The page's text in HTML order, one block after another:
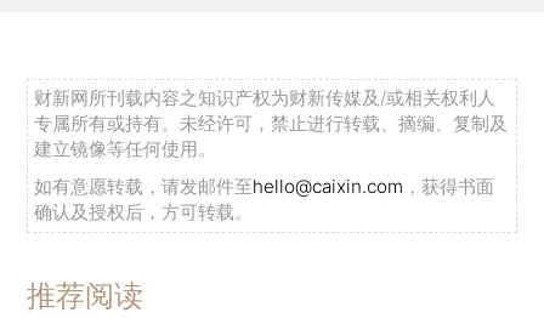
财新网所刊载内容之知识产权为财新传媒及/或相关权利人
专属所有或持有。未经许可，禁止进行转载、摘编、复制及
建立镜像等任何使用。
如有意愿转载，请发邮件至hello@caixin.com ，获得书面
确认及授权后，方可转载。
推荐阅读